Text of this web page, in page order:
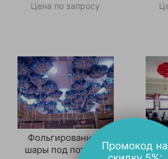
Цена по запросу
Фольгированные
шары под потолокПромокод на